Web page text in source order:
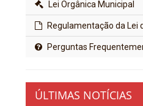
Lei Orgânica Municipal
Regulamentação da Lei
Perguntas
ÚLTIMAS NOTÍCIAS